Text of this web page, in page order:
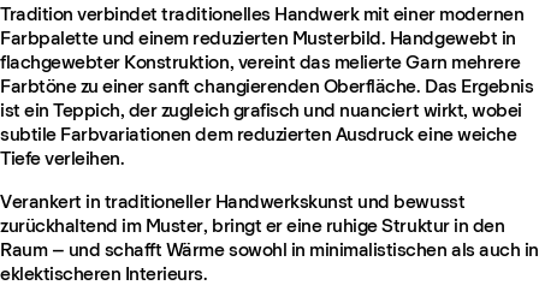
Tradition verbindet traditionelles Handwerk mit einer modernen
Farbpalette und einem reduzierten Musterbild. Handgewebt in
flachgewebter Konstruktion, vereint das melierte Garn mehrere
Farbtöne zu einer sanft changierenden Oberfläche. Das Ergebnis
ist ein Teppich, der zugleich grafisch und nuanciert wirkt, wobei
subtile Farbvariationen dem reduzierten Ausdruck eine weiche
Tiefe verleihen.
Verankert in traditioneller Handwerkskunst und bewusst
zurückhaltend im Muster, bringt er eine ruhige Struktur in den
Raum – und schafft Wärme sowohl in minimalistischen als auch in
eklektischeren Interieurs.